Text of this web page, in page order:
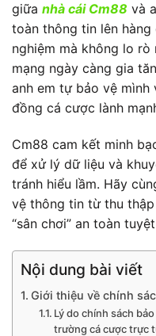
giữa nhà cái Cm88 và
toàn thông tin lên hàng
nghiệm mà không lo
mạng ngày càng gia
anh em tự bảo vệ
đồng cá cược lành
Cm88 cam kết minh
để xử lý dữ liệu và
tránh hiểu lầm. Hãy
vệ thông tin từ thu
“sân chơi” an toàn
Nội dung bài viết
Giới thiệu về chính
Lý do chính sách
trường cá cược trực